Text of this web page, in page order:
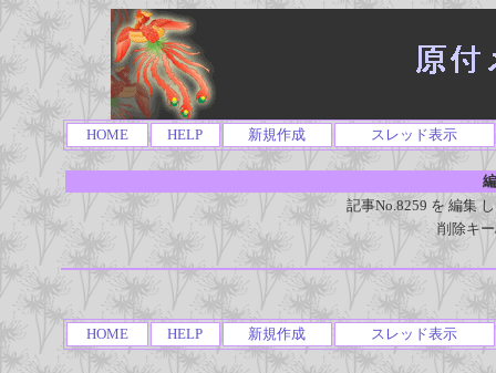
HOME HELP 新規作成 スレッド表示
記事No.8259 を 編集
削除キ
HOME HELP 新規作成 スレッド表示